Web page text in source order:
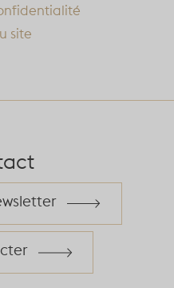
site